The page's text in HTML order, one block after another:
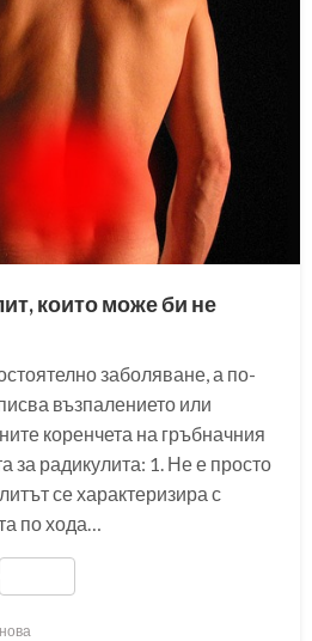
които може би не
заболяване, а по-
възпалението или
коренчета на гръбначния
за радикулита: 1. Не е просто
се характеризира с
по хода…